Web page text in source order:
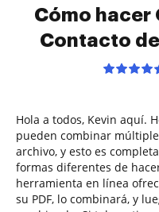
Cómo hacer
Contacto
Hola a todos, Kevin aquí.
pueden combinar
archivo, y esto es
formas diferentes de
herramienta en línea
su PDF, lo combinará, y